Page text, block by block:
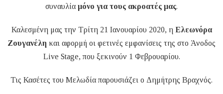
συναυλία μόνο για τους ακροατές μας.
Καλεσμένη μας την Τρίτη 21 Ιανουαρίου 2020, η Ελεωνόρα
Ζουγανέλη και αφορμή οι φετινές εμφανίσεις της στο Άνοδος
Live Stage, που ξεκινούν 1 Φεβρουαρίου.
Τις Κασέτες του Μελωδία παρουσιάζει ο Δημήτρης Βραχνός.